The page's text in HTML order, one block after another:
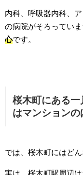
内科、呼吸器内科、
の病院がそろっていま
心です。
桜木町にある
はマンション
では、桜木町にはど